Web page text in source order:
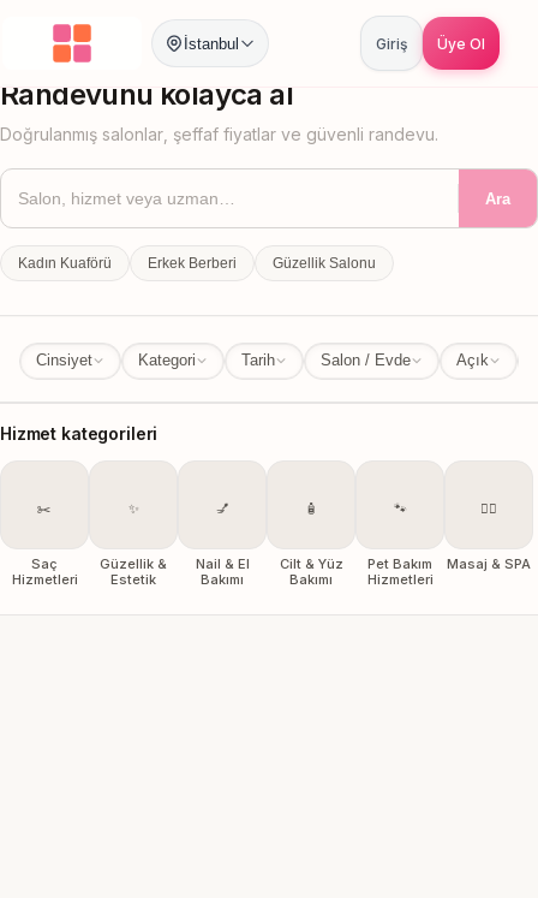
İstanbul Giriş Üye Ol
İstanbul
Randevunu kolayca al
Doğrulanmış salonlar, şeffaf fiyatlar ve güvenli randevu.
Ara
Kadın Kuaförü Erkek Berberi Güzellik Salonu
Cinsiyet Kategori Tarih Salon / Evde Açık
Hizmet kategorileri
✂️
Saç
Hizmetleri
✨
Güzellik &
Estetik
💅
Nail & El
Bakımı
🧴
Cilt & Yüz
Bakımı
🐾
Pet Bakım
Hizmetleri
💆‍♀️
Masaj & SPA